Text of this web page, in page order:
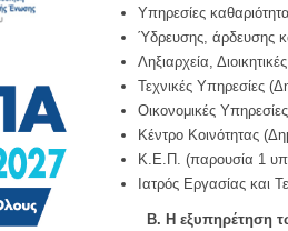
Υπηρεσίες
Ύδρευσης, άρδευσης
Ληξιαρχεία,
Τεχνικές Υπηρεσίες
Οικονομικές
Κέντρο Κοινότητας
Κ.Ε.Π. (παρουσία 1
Ιατρός Εργασίας και
Β. Η εξυπηρέτηση